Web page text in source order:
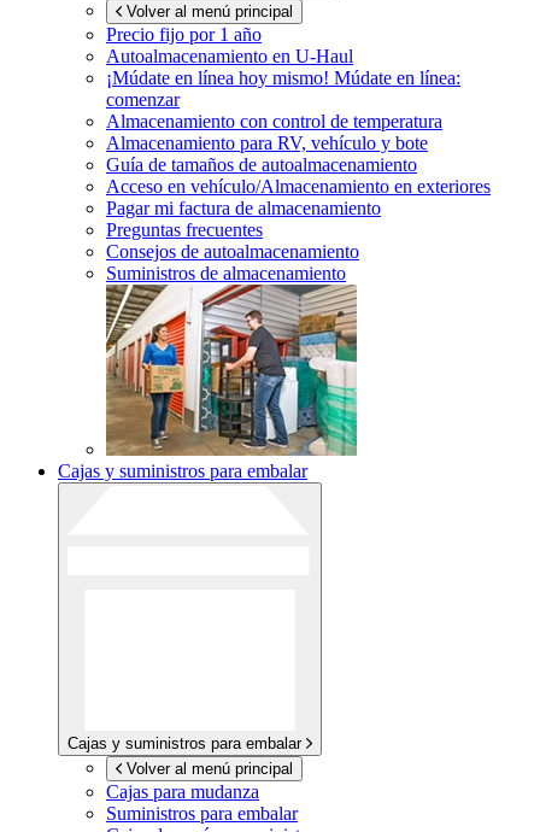
Volver al menú principal
Precio fijo por 1 año
Autoalmacenamiento en U-Haul
¡Múdate en línea hoy mismo! Múdate en línea:
comenzar
Almacenamiento con control de temperatura
Almacenamiento para RV, vehículo y bote
Guía de tamaños de autoalmacenamiento
Acceso en vehículo/Almacenamiento en exteriores
Pagar mi factura de almacenamiento
Preguntas frecuentes
Consejos de autoalmacenamiento
Suministros de almacenamiento
Cajas y suministros para embalar
Cajas y suministros para embalar
Volver al menú principal
Cajas para mudanza
Suministros para embalar